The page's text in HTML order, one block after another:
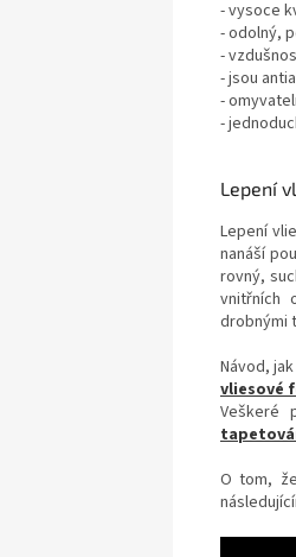
- vysoce
- odolný,
-
- jsou
-
-
Lepení
Lepení
nanáší
rovný,
vnitřních
drobnými
Návod,
vliesové
Veškeré
O tom,